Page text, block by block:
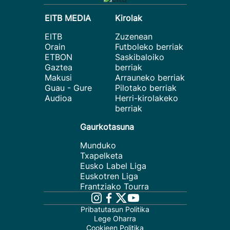
EITB MEDIA
EITB
Orain
ETBON
Gaztea
Makusi
Guau - Gure
Audioa
Kirolak
Zuzenean
Futboleko berriak
Saskibaloiko
berriak
Arrauneko berriak
Pilotako berriak
Herri-kirolakeko
berriak
Gaurkotasuna
Munduko
Txapelketa
Eusko Label Liga
Euskotren Liga
Frantziako Tourra
Pribatutasun Politika
Lege Oharra
Cookieen Politika